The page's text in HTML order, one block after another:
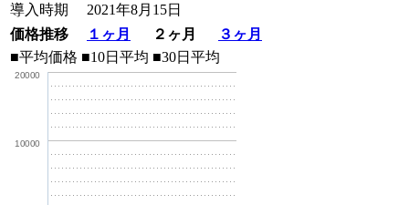
導入時期
2021年8月15日
価格推移
１ヶ月 ２ヶ月
３ヶ月
■平均価格 ■10日平均 ■30日平均
10000
20000